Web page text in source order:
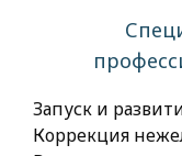
Запуск и
Коррекция